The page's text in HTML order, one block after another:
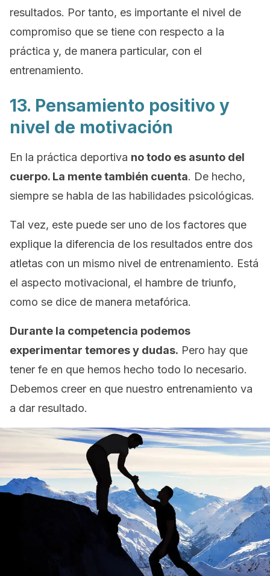
resultados. Por tanto, es importante el nivel de
compromiso que se tiene con respecto a la
práctica y, de manera particular, con el
entrenamiento.
13. Pensamiento positivo y
nivel de motivación
En la práctica deportiva no todo es asunto del
cuerpo. La mente también cuenta. De hecho,
siempre se habla de las habilidades psicológicas.
Tal vez, este puede ser uno de los factores que
explique la diferencia de los resultados entre dos
atletas con un mismo nivel de entrenamiento. Está
el aspecto motivacional, el hambre de triunfo,
como se dice de manera metafórica.
Durante la competencia podemos
experimentar temores y dudas. Pero hay que
tener fe en que hemos hecho todo lo necesario.
Debemos creer en que nuestro entrenamiento va
a dar resultado.